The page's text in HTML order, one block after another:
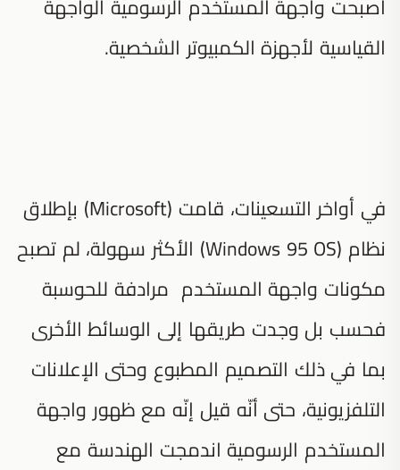
القياسية لأجهزة الكمبيوتر الشخصية.
في أواخر التسعينات، قامت (Microsoft) بإطلاق
نظام (Windows 95 OS) الأكثر سهولة، لم تصبح
مكونات واجهة المستخدم مرادفة للحوسبة
فحسب بل وجدت طريقها إلى الوسائط الأخرى
بما في ذلك التصميم المطبوع وحتى الإعلانات
التلفزيونية، حتى أنّه قيل إنّه مع ظهور واجهة
المستخدم الرسومية اندمجت الهندسة مع